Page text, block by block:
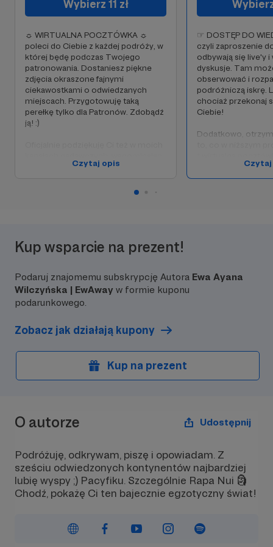
Wybierz 11 zł
☼ WIRTUALNA POCZTÓWKA ☼
poleci do Ciebie z każdej podróży, w
której będę podczas Twojego
patronowania. Dostaniesz piękne
zdjęcia okraszone fajnymi
ciekawostkami o odwiedzanych
miejscach. Przygotowuję taką
perełkę tylko dla Patronów. Zdobądź
ją! :)
na liście wspierających mnie (super!)
Czytaj opis
☞ DOSTĘP DO
czyli zaproszenie
odbywają się live'y
dyskusje. Tam
obserwować i
podróżniczą iskrę.
chociaż przekonaj
Ciebie!
Dodatkowo,
* wpis na listę
[po szczegółowy
Kup wsparcie na prezent!
Podaruj znajomemu subskrypcję Autora Ewa Ayana
Wilczyńska | EwAway w formie kuponu
podarunkowego.
Zobacz jak działają kupony
Kup na prezent
O autorze Udostępnij
Podróżuję, odkrywam, piszę i opowiadam. Z
sześciu odwiedzonych kontynentów najbardziej
lubię wyspy ;) Pacyfiku. Szczególnie Rapa Nui 🗿
Chodź, pokażę Ci ten bajecznie egzotyczny świat!